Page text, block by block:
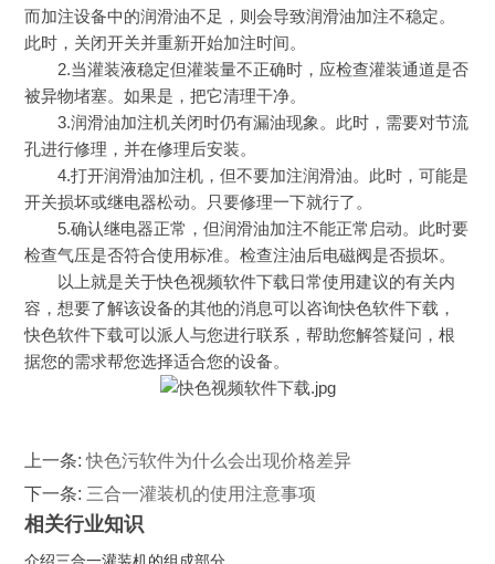
而加注设备中的润滑油不足，则会导致润滑油加注不稳定。
此时，关闭开关并重新开始加注时间。
2.当灌装液稳定但灌装量不正确时，应检查灌装通道是否
被异物堵塞。如果是，把它清理干净。
3.润滑油加注机关闭时仍有漏油现象。此时，需要对节流
孔进行修理，并在修理后安装。
4.打开润滑油加注机，但不要加注润滑油。此时，可能是
开关损坏或继电器松动。只要修理一下就行了。
5.确认继电器正常，但润滑油加注不能正常启动。此时要
检查气压是否符合使用标准。检查注油后电磁阀是否损坏。
以上就是关于快色视频软件下载日常使用建议的有关内
容，想要了解该设备的其他的消息可以咨询快色软件下载，
快色软件下载可以派人与您进行联系，帮助您解答疑问，根
据您的需求帮您选择适合您的设备。
上一条:快色污软件为什么会出现价格差异
下一条: 三合一灌装机的使用注意事项
相关行业知识